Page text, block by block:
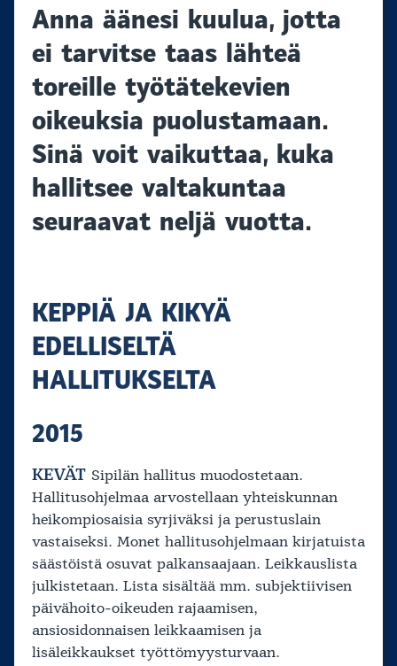
Anna äänesi kuulua, jotta
ei tarvitse taas lähteä
toreille työtätekevien
oikeuksia puolustamaan.
Sinä voit vaikuttaa, kuka
hallitsee valtakuntaa
seuraavat neljä vuotta.
KEPPIÄ JA KIKYÄ
EDELLISELTÄ
HALLITUKSELTA
2015
KEVÄT Sipilän hallitus muodostetaan.
Hallitusohjelmaa arvostellaan yhteiskunnan
heikompiosaisia syrjiväksi ja perustuslain
vastaiseksi. Monet hallitusohjelmaan kirjatuista
säästöistä osuvat palkansaajaan. Leikkauslista
julkistetaan. Lista sisältää mm. subjektiivisen
päivähoito-oikeuden rajaamisen,
ansiosidonnaisen leikkaamisen ja
lisäleikkaukset työttömyysturvaan.